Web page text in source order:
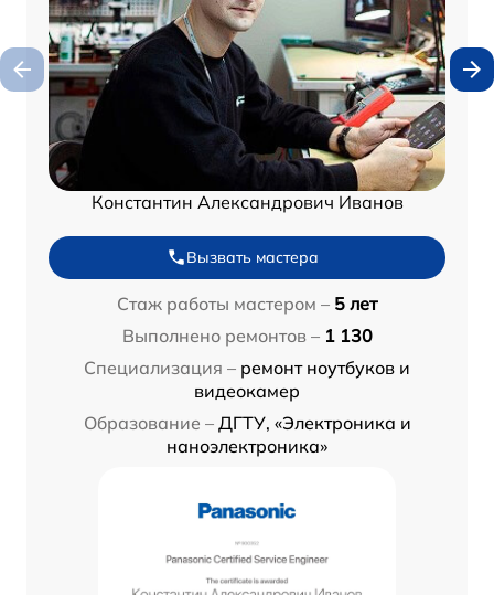
Константин Александрович Иванов
Вызвать мастера
Стаж работы мастером – 5 лет
Выполнено ремонтов – 1 130
Специализация – ремонт ноутбуков и
видеокамер
Образование – ДГТУ, «Электроника и
наноэлектроника»